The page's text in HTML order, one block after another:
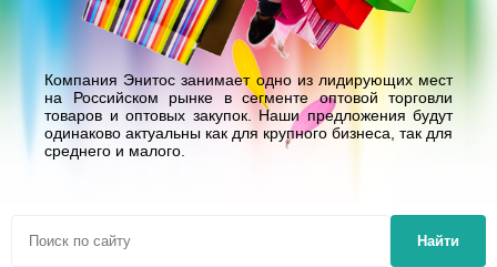
Компания Энитос занимает одно из лидирующих мест
на Российском рынке в сегменте оптовой торговли
товаров и оптовых закупок. Наши предложения будут
одинаково актуальны как для крупного бизнеса, так для
среднего и малого.
Найти